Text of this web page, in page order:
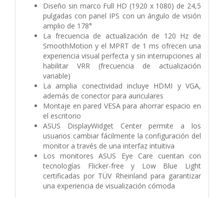
Diseño sin marco Full HD (1920 x 1080) de 24,5
pulgadas con panel IPS con un ángulo de visión
amplio de 178°
La frecuencia de actualización de 120 Hz de
SmoothMotion y el MPRT de 1 ms ofrecen una
experiencia visual perfecta y sin interrupciones al
habilitar VRR (frecuencia de actualización
variable)
La amplia conectividad incluye HDMI y VGA,
además de conector para auriculares
Montaje en pared VESA para ahorrar espacio en
el escritorio
ASUS DisplayWidget Center permite a los
usuarios cambiar fácilmente la configuración del
monitor a través de una interfaz intuitiva
Los monitores ASUS Eye Care cuentan con
tecnologías Flicker-free y Low Blue Light
certificadas por TÜV Rheinland para garantizar
una experiencia de visualización cómoda